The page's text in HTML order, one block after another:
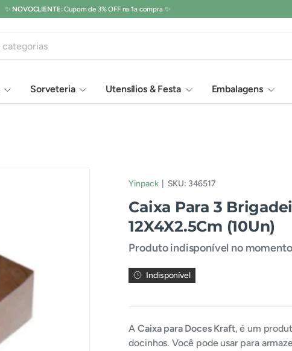
Os melhores Chocolatesvocê encontra aqui. 🍫🍩🍪
Sorveteria Utensílios & Festa Embalagens
Yinpack| SKU: 346517
Caixa Para 3
12X4X2.5Cm (10Un)
Produto indisponível no momento
Indisponível
ACaixa para Doces Kraft, é um
docinhos. Você pode usar para